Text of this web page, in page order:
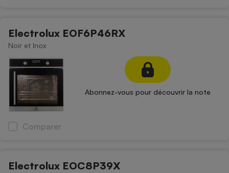
Electrolux EOF6P46RX
Noir et Inox
Abonnez-vous pour découvrir la note
Comparer
Electrolux EOC8P39X